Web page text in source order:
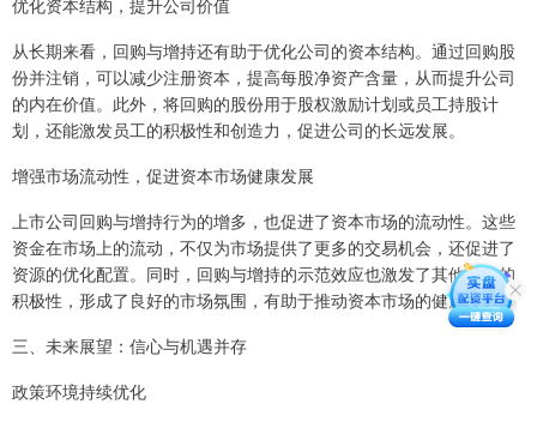
从长期来看，回购与增持还有助于优化公司的资本结构。通过回购股
份并注销，可以减少注册资本，提高每股净资产含量，从而提升公司
的内在价值。此外，将回购的股份用于股权激励计划或员工持股计
划，还能激发员工的积极性和创造力，促进公司的长远发展。
增强市场流动性，促进资本市场健康发展
上市公司回购与增持行为的增多，也促进了资本市场的流动性。这些
资金在市场上的流动，不仅为市场提供了更多的交易机会，还促进了
资源的优化配置。同时，回购与增持的示范效应也激发了其他企业的
积极性，形成了良好的市场氛围，有助于推动资本市场的健康发展。
三、未来展望：信心与机遇并存
政策环境持续优化